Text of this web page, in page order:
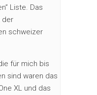
Liste. Das
der
schweizer
für mich bis
sind waren das
XL und das